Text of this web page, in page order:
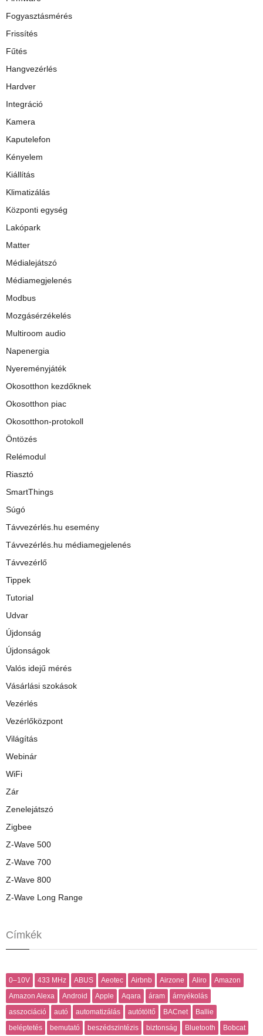
Fogyasztásmérés
Frissítés
Fűtés
Hangvezérlés
Hardver
Integráció
Kamera
Kaputelefon
Kényelem
Kiállítás
Klimatizálás
Központi egység
Lakópark
Matter
Médialejátszó
Médiamegjelenés
Modbus
Mozgásérzékelés
Multiroom audio
Napenergia
Nyereményjáték
Okosotthon kezdőknek
Okosotthon piac
Okosotthon-protokoll
Öntözés
Relémodul
Riasztó
SmartThings
Súgó
Távvezérlés.hu esemény
Távvezérlés.hu médiamegjelenés
Távvezérlő
Tippek
Tutorial
Udvar
Újdonság
Újdonságok
Valós idejű mérés
Vásárlási szokások
Vezérlés
Vezérlőközpont
Világítás
Webinár
WiFi
Zár
Zenelejátszó
Zigbee
Z-Wave 500
Z-Wave 700
Z-Wave 800
Z-Wave Long Range
Címkék
0–10V 433 MHz ABUS Aeotec Airbnb Airzone Aliro
Amazon
Amazon Alexa
Android Apple Aqara áram
árnyékolás
asszociáció
autó automatizálás autótöltő BACnet
Ballie
beléptetés
bemutató beszédszintézis biztonság Bluetooth
Bobcat